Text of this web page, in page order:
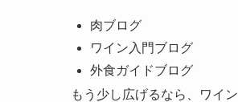
肉ブログ
ワイン入門ブログ
外食ガイドブログ
もう少し広げるなら、ワイ